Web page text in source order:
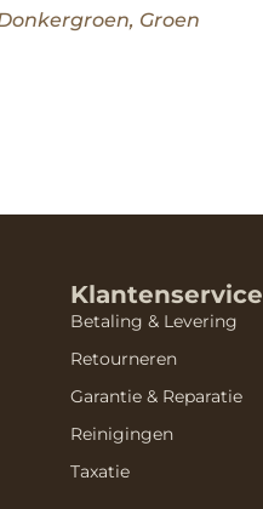
, Groen
Klantenservice
Betaling & Levering
Retourneren
Garantie & Reparatie
Reinigingen
Taxatie